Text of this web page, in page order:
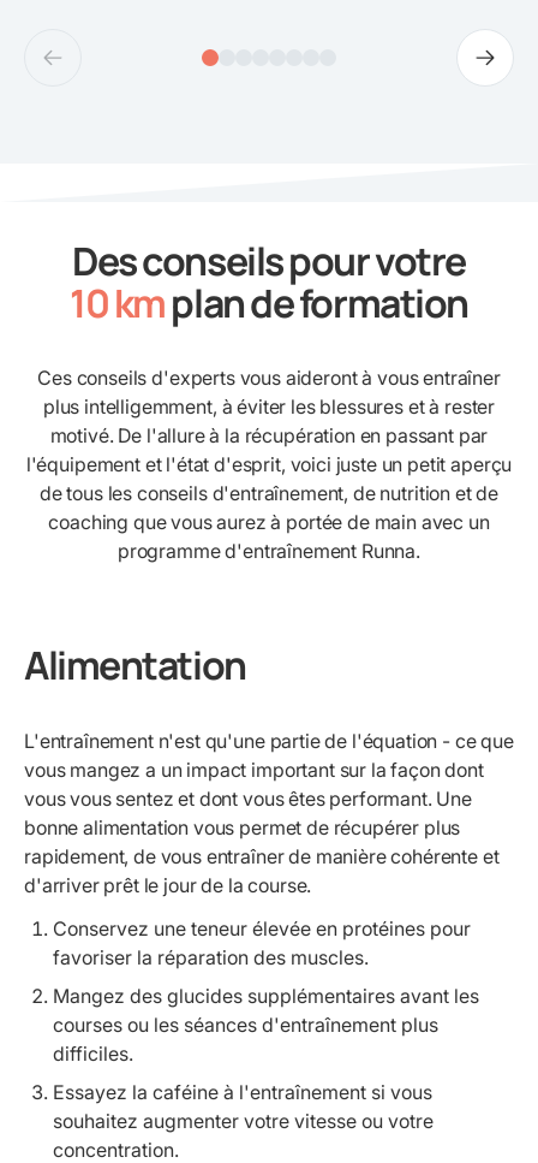
Des conseils pour votre
10 kmplan de formation
Ces conseils d'experts vous aideront à vous entraîner
plus intelligemment, à éviter les blessures et à rester
motivé. De l'allure à la récupération en passant par
l'équipement et l'état d'esprit, voici juste un petit aperçu
de tous les conseils d'entraînement, de nutrition et de
coaching que vous aurez à portée de main avec un
programme d'entraînement Runna.
Alimentation
L'entraînement n'est qu'une partie de l'équation - ce que
vous mangez a un impact important sur la façon dont
vous vous sentez et dont vous êtes performant. Une
bonne alimentation vous permet de récupérer plus
rapidement, de vous entraîner de manière cohérente et
d'arriver prêt le jour de la course.
Conservez une teneur élevée en protéines pour
favoriser la réparation des muscles.
Mangez des glucides supplémentaires avant les
courses ou les séances d'entraînement plus
difficiles.
Essayez la caféine à l'entraînement si vous
souhaitez augmenter votre vitesse ou votre
concentration.